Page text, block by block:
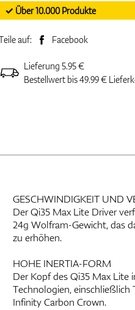
✓ Über 10.000 Produkte
auf: Facebook
Lieferung 5.95 €
Bestellwert bis 49.99 €
GESCHWINDIGKEIT UND
Der Qi35 Max Lite Driver
24g Wolfram-Gewicht, das
zu erhöhen.
HOHE INERTIA-FORM
Der Kopf des Qi35 Max Lite
Technologien,
Infinity Carbon Crown.